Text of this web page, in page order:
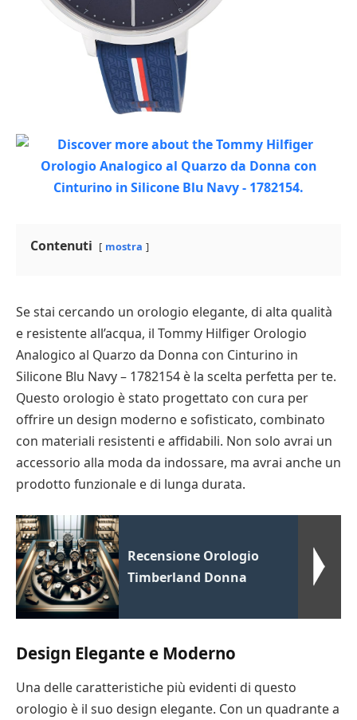
Contenuti mostra
Se stai cercando un orologio elegante, di alta qualità
e resistente all’acqua, il Tommy Hilfiger Orologio
Analogico al Quarzo da Donna con Cinturino in
Silicone Blu Navy – 1782154 è la scelta perfetta per te.
Questo orologio è stato progettato con cura per
offrire un design moderno e sofisticato, combinato
con materiali resistenti e affidabili. Non solo avrai un
accessorio alla moda da indossare, ma avrai anche un
prodotto funzionale e di lunga durata.
Recensione Orologio
Timberland Donna
Design Elegante e Moderno
Una delle caratteristiche più evidenti di questo
orologio è il suo design elegante. Con un quadrante a